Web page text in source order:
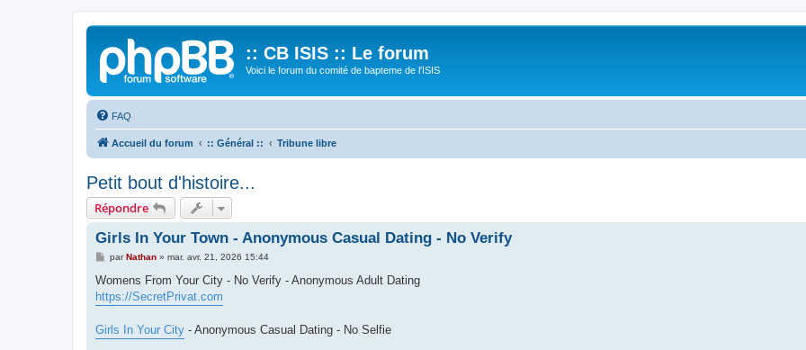
:: CB ISIS :: Le forum
Voici le forum du comité de bapteme de l'ISIS
FAQ
Accueil du forum :: Général :: Tribune libre
Petit bout d'histoire...
Répondre
Girls In Your Town - Anonymous Casual Dating - No Verify
M
s
a
parNathan» mar. avr. 21, 2026 15:44
Womens From Your City - No Verify - Anonymous Adult Dating
https://SecretPrivat.com
Girls In Your City - Anonymous Casual Dating - No Selfie